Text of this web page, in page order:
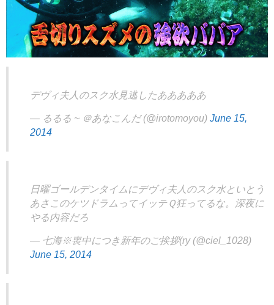
デヴィ夫人のスク水見逃したあああああ
— るるる ~ ＠あなこんだ (@irotomoyou) June 15,
2014
日曜ゴールデンタイムにデヴィ夫人のスク水といとう
あさこのケツドラムってイッテＱ狂ってるな。深夜に
やる内容だろ
— 七海※喪中につき新年のご挨拶(ry (@ciel_1028)
June 15, 2014